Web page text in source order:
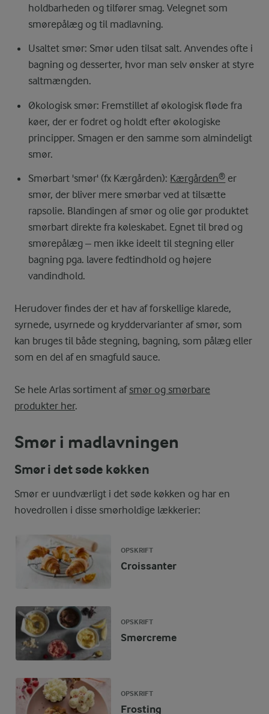
holdbarheden og tilfører smag. Velegnet som
smørepålæg og til madlavning.
Usaltet smør: Smør uden tilsat salt. Anvendes ofte i
bagning og desserter, hvor man selv ønsker at styre
saltmængden.
Økologisk smør: Fremstillet af økologisk fløde fra
køer, der er fodret og holdt efter økologiske
principper. Smagen er den samme som almindeligt
smør.
Smørbart 'smør' (fx Kærgården): Kærgården® er
smør, der bliver mere smørbar ved at tilsætte
rapsolie. Blandingen af smør og olie gør produktet
smørbart direkte fra køleskabet. Egnet til brød og
smørepålæg – men ikke ideelt til stegning eller
bagning pga. lavere fedtindhold og højere
vandindhold.
Herudover findes der et hav af forskellige klarede,
syrnede, usyrnede og kryddervarianter af smør, som
kan bruges til både stegning, bagning, som pålæg eller
som en del af en smagfuld sauce.
Se hele Arlas sortiment af smør og smørbare
produkter her.
Smør i madlavningen
Smør i det søde køkken
Smør er uundværligt i det søde køkken og har en
hovedrollen i disse smørholdige lækkerier:
OPSKRIFT
Croissanter
OPSKRIFT
Smørcreme
OPSKRIFT
Frosting